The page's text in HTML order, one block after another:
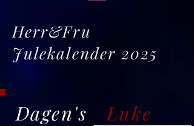
Herr&Fru
Julekalender 2025
Dagen's Luke